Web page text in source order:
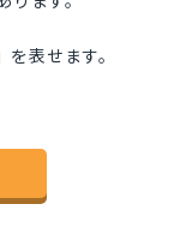
表せます。